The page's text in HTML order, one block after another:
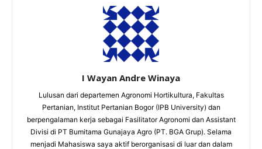
I Wayan Andre Winaya
Lulusan dari departemen Agronomi Hortikultura, Fakultas
Pertanian, Institut Pertanian Bogor (IPB University) dan
berpengalaman kerja sebagai Fasilitator Agronomi dan Assistant
Divisi di PT Bumitama Gunajaya Agro (PT. BGA Grup). Selama
menjadi Mahasiswa saya aktif berorganisasi di luar dan dalam